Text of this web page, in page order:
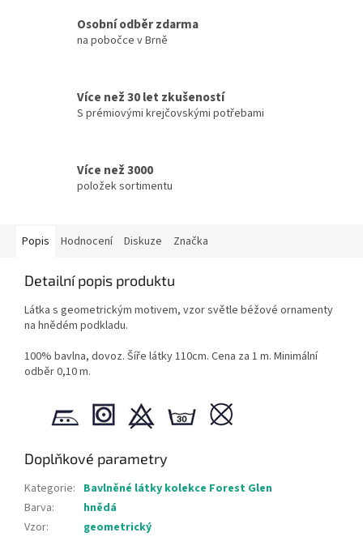
Osobní odběr zdarma
na pobočce v Brně
Více než 30 let zkušeností
S prémiovými krejčovskými potřebami
Více než 3000
položek sortimentu
Popis Hodnocení Diskuze Značka
Detailní popis produktu
Látka s geometrickým motivem, vzor světle béžové ornamenty
na hnědém podkladu.
100% bavlna, dovoz. Šíře látky 110cm. Cena za 1 m. Minimální
odběr 0,10 m.
Doplňkové parametry
Kategorie: Bavlněné látky kolekce Forest Glen
Barva:
hnědá
Vzor: geometrický